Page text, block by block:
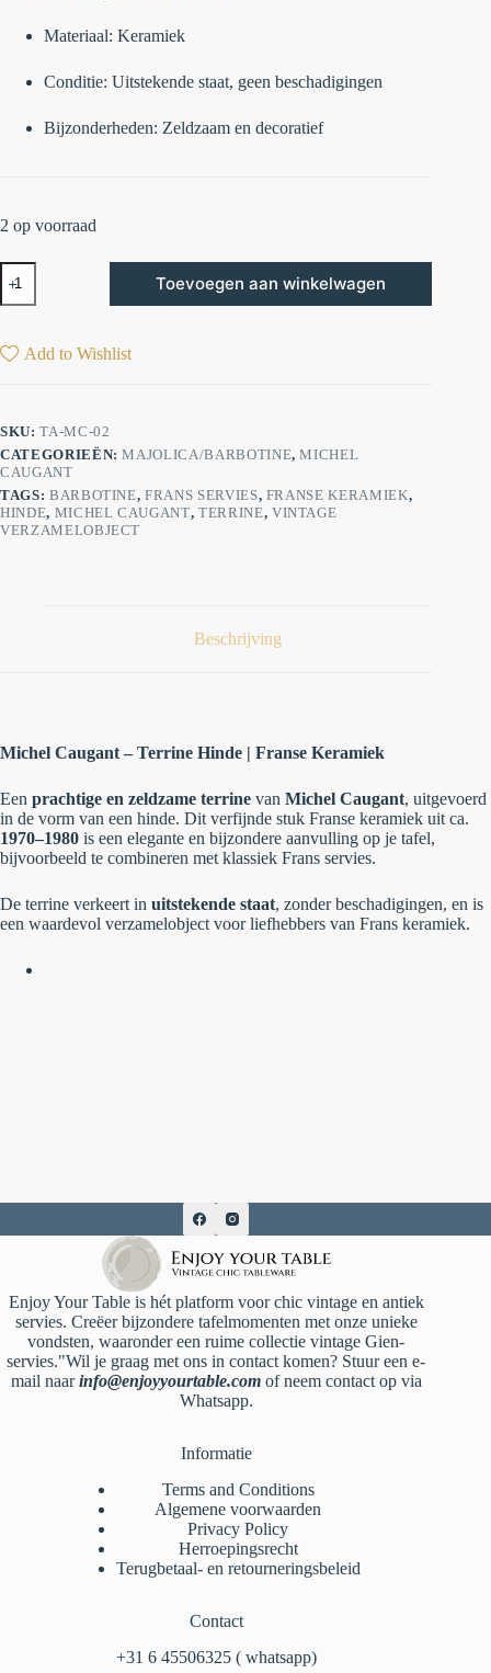
Materiaal: Keramiek
Conditie: Uitstekende staat, geen beschadigingen
Bijzonderheden: Zeldzaam en decoratief
2 op voorraad
Toevoegen aan winkelwagen
Add to Wishlist
SKU:TA-MC-02
CATEGORIEËN:MAJOLICA/BARBOTINE,MICHEL
CAUGANT
TAGS: BARBOTINE,FRANS SERVIES, FRANSE KERAMIEK,
HINDE, MICHEL CAUGANT, TERRINE, VINTAGE
VERZAMELOBJECT
Beschrijving
Michel Caugant – Terrine Hinde | Franse Keramiek
Een prachtige en zeldzame terrine van Michel Caugant, uitgevoerd
in de vorm van een hinde. Dit verfijnde stuk Franse keramiek uit ca.
1970–1980 is een elegante en bijzondere aanvulling op je tafel,
bijvoorbeeld te combineren met klassiek Frans servies.
De terrine verkeert in uitstekende staat, zonder beschadigingen, en is
een waardevol verzamelobject voor liefhebbers van Frans keramiek.
Enjoy Your Table is hét platform voor chic vintage en antiek
servies. Creëer bijzondere tafelmomenten met onze unieke
vondsten, waaronder een ruime collectie vintage Gien-
servies."Wil je graag met ons in contact komen? Stuur een e-
mail naarinfo@enjoyyourtable.comof neem contact op via
Whatsapp.
Informatie
Terms and Conditions
Algemene voorwaarden
Privacy Policy
Herroepingsrecht
Terugbetaal- en retourneringsbeleid
Contact
‪+31 6 45506325‬ ( whatsapp)